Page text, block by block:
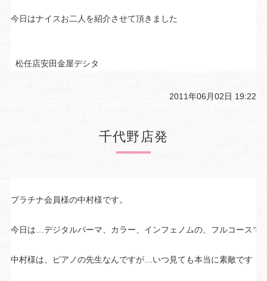
今日はナイスお二人を紹介させて頂きました
松任店安田金屋デシタ
2011年06月02日 19:22
千代野店発
プラチナ会員様の中村様です。
今日は…デジタルパーマ、カラー、インフェノムの、フルコースで
中村様は、ピアノの先生なんですが…いつ見ても本当に素敵です